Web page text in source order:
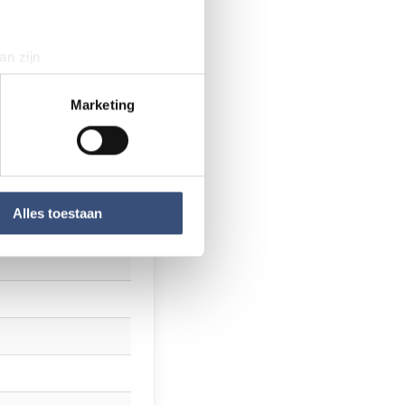
zijn
detailgedeeltein. U kunt uw
partners voor social
die u aan ze heeft
Marketing
Alles toestaan